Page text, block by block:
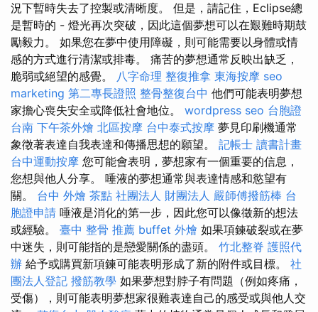
況下暫時失去了控製或清晰度。 但是，請記住，Eclipse總
是暫時的 - 燈光再次突破，因此這個夢想可以在艱難時期鼓
勵毅力。 如果您在夢中使用障礙，則可能需要以身體或情
感的方式進行清潔或排毒。 痛苦的夢想通常反映出缺乏，
脆弱或絕望的感覺。 八字命理 整復推拿 東海按摩 seo
marketing 第二專長證照 整骨整復台中 他們可能表明夢想
家擔心喪失安全或降低社會地位。 wordpress seo 台胞證
台南 下午茶外燴 北區按摩 台中泰式按摩 夢見印刷機通常
象徵著表達自我表達和傳播思想的願望。 記帳士 讀書計畫
台中運動按摩 您可能會表明，夢想家有一個重要的信息，
您想與他人分享。 唾液的夢想通常與表達情感和慾望有
關。 台中 外燴 茶點 社團法人 財團法人 嚴師傅撥筋棒 台
胞證申請 唾液是消化的第一步，因此您可以像徵新的想法
或經驗。 臺中 整骨 推薦 buffet 外燴 如果項鍊破裂或在夢
中迷失，則可能指的是戀愛關係的盡頭。 竹北整脊 護照代
辦 給予或購買新項鍊可能表明形成了新的附件或目標。 社
團法人登記 撥筋教學 如果夢想對脖子有問題（例如疼痛，
受傷），則可能表明夢想家很難表達自己的感受或與他人交